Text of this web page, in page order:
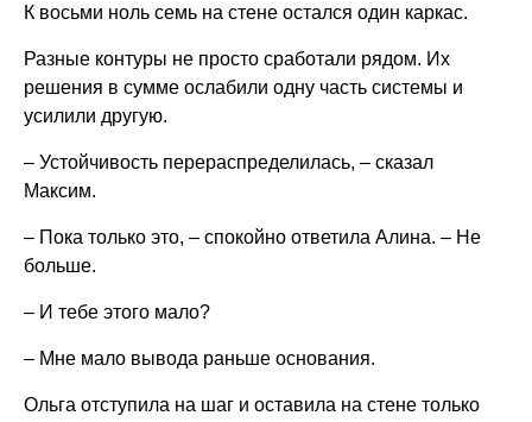
К восьми ноль семь на стене остался один каркас.
Разные контуры не просто сработали рядом. Их
решения в сумме ослабили одну часть системы и
усилили другую.
– Устойчивость перераспределилась, – сказал
Максим.
– Пока только это, – спокойно ответила Алина. – Не
больше.
– И тебе этого мало?
– Мне мало вывода раньше основания.
Ольга отступила на шаг и оставила на стене только